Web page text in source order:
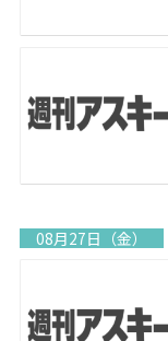
08月27日（金）